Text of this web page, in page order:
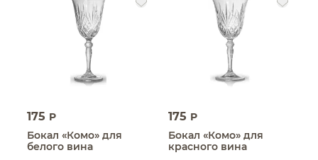
175 P
Бокал «Комо» для
белого вина
175 P
Бокал «Комо» для
красного вина